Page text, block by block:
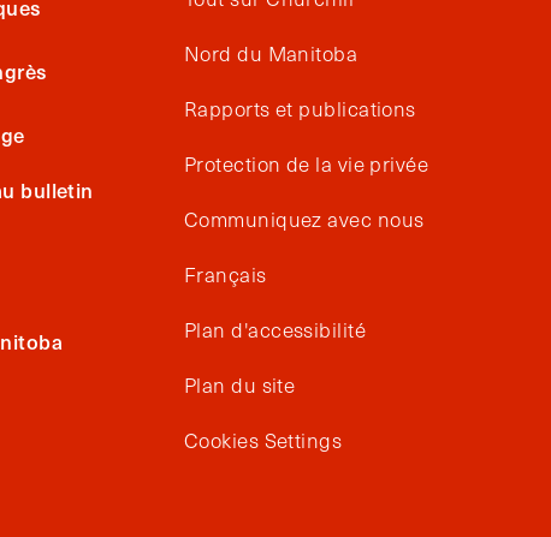
bulletin
Nord du Manitoba
Rapports et publications
Protection de la vie privée
Communiquez avec nous
Français
Plan d'accessibilité
Plan du site
Cookies Settings